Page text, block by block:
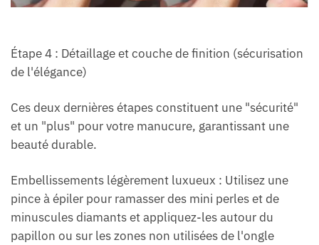
Étape 4 : Détaillage et couche de finition (sécurisation
de l'élégance)
Ces deux dernières étapes constituent une "sécurité"
et un "plus" pour votre manucure, garantissant une
beauté durable.
Embellissements légèrement luxueux : Utilisez une
pince à épiler pour ramasser des mini perles et de
minuscules diamants et appliquez-les autour du
papillon ou sur les zones non utilisées de l'ongle